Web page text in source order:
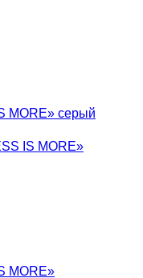
MORE» серый
MORE»